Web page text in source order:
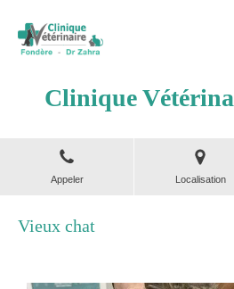
Clinique
Appeler Localisation
Vieux chat